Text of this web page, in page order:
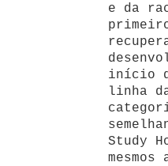
e da
início
linha
Study